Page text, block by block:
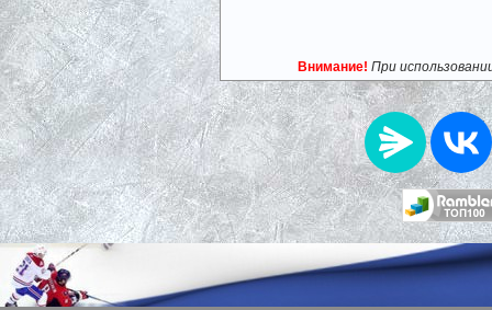
Внимание! При